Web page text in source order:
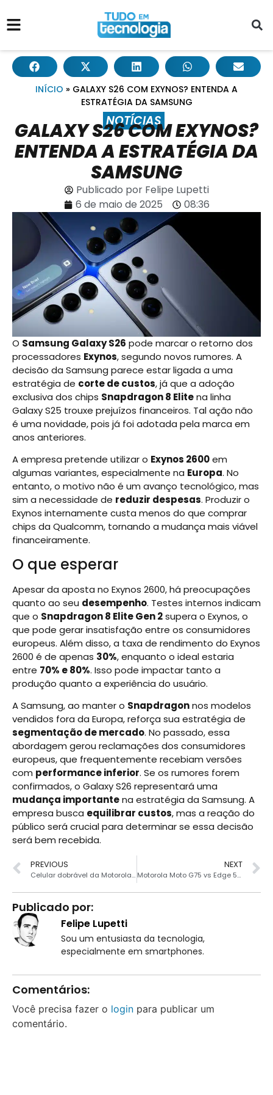
INÍCIO » GALAXY S26 COM EXYNOS? ENTENDA A
ESTRATÉGIA DA SAMSUNG
NOTÍCIAS
GALAXY S26 COM EXYNOS?
ENTENDA A ESTRATÉGIA DA
SAMSUNG
Publicado porFelipe Lupetti
6 de maio de 2025
08:36
O Samsung Galaxy S26 pode marcar o retorno dos
processadores Exynos, segundo novos rumores. A
decisão da Samsung parece estar ligada a uma
estratégia de corte de custos, já que a adoção
exclusiva dos chips Snapdragon 8 Elitena linha
Galaxy S25 trouxe prejuízos financeiros. Tal ação não
é uma novidade, pois já foi adotada pela marca em
anos anteriores.
A empresa pretende utilizar o Exynos 2600em
algumas variantes, especialmente na Europa. No
entanto, o motivo não é um avanço tecnológico, mas
sim a necessidade de reduzir despesas. Produzir o
Exynos internamente custa menos do que comprar
chips da Qualcomm, tornando a mudança mais viável
financeiramente.
O que esperar
Apesar da aposta no Exynos 2600, há preocupações
quanto ao seu desempenho. Testes internos indicam
que o Snapdragon 8 Elite Gen 2supera o Exynos, o
que pode gerar insatisfação entre os consumidores
europeus. Além disso, a taxa de rendimento do Exynos
2600 é de apenas 30%, enquanto o ideal estaria
entre 70% e 80%. Isso pode impactar tanto a
produção quanto a experiência do usuário.
A Samsung, ao manter o Snapdragonnos modelos
vendidos fora da Europa, reforça sua estratégia de
segmentação de mercado. No passado, essa
abordagem gerou reclamações dos consumidores
europeus, que frequentemente recebiam versões
com performance inferior. Se os rumores forem
confirmados, o Galaxy S26 representará uma
mudança importantena estratégia da Samsung. A
empresa busca equilibrar custos, mas a reação do
público será crucial para determinar se essa decisão
será bem recebida.
PREVIOUS
Celular dobrável da Motorola com 512 GB fica 58% mais barato com cupom
NEXT
Motorola Moto G75 vs Edge 50 Fusion: qual comprar em 2025?
Publicado por:
Felipe Lupetti
Sou um entusiasta da tecnologia,
especialmente em smartphones.
Comentários:
Você precisa fazer o login para publicar um
comentário.